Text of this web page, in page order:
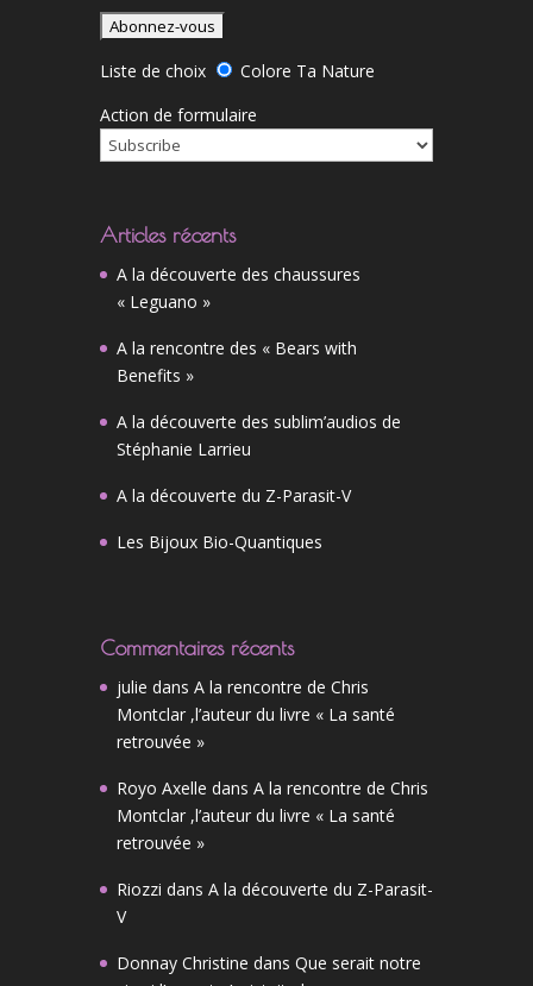
Liste de choix
Colore Ta Nature
Action de formulaire
Articles récents
A la découverte des chaussures
« Leguano »
A la rencontre des « Bears with
Benefits »
A la découverte des sublim’audios de
Stéphanie Larrieu
A la découverte du Z-Parasit-V
Les Bijoux Bio-Quantiques
Commentaires récents
julie dans A la rencontre de Chris
Montclar ,l’auteur du livre « La santé
retrouvée »
Royo Axelle dans A la rencontre de Chris
Montclar ,l’auteur du livre « La santé
retrouvée »
Riozzi dans A la découverte du Z-Parasit-
V
Donnay Christine dans Que serait notre